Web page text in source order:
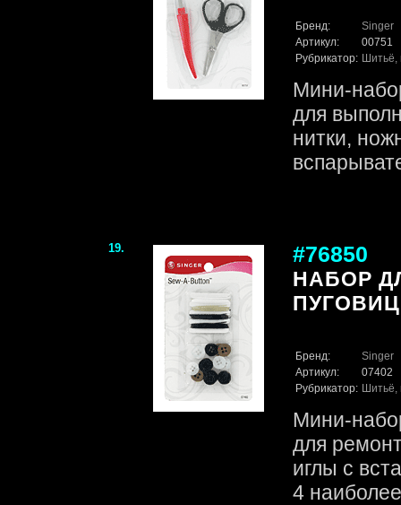
Бренд:
Singer
Артикул:
00751
Рубрикатор: Шитьё,
Мини-
для
нитки,
19. #76850
НАБОР
ПУГОВИЦ
Бренд:
Singer
Артикул:
07402
Рубрикатор: Шитьё,
Мини-
для
иглы с
4